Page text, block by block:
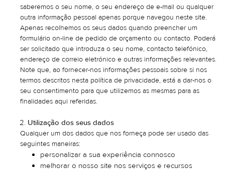
saberemos o seu nome, o seu endereço de e-mail ou qualquer
outra informação pessoal apenas porque navegou neste site.
Apenas recolhemos os seus dados quando preencher um
formulário on-line de pedido de orçamento ou contacto. Poderá
ser solicitado que introduza o seu nome, contacto telefónico,
endereço de correio eletrónico e outras informações relevantes.
Note que, ao fornecer-nos informações pessoais sobre si nos
termos descritos nesta política de privacidade, está a dar-nos o
seu consentimento para que utilizemos as mesmas para as
finalidades aqui referidas.
Utilização dos seus dados
Qualquer um dos dados que nos forneça pode ser usado das
seguintes maneiras:
personalizar a sua experiência connosco
melhorar o nosso site nos serviços e recursos